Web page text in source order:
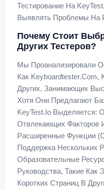
Тестирование На
Выявлять Проблемы На
Почему Стоит
Других Тестеров?
Мы Проанализировали
Как Keyboardtester.com,
Других, Занимающих
Хотя Они Предлагают
KeyTest.io Выделяется:
Отвлекающих
Расширенные Функции
Поддержка Нескольких
Образовательные
Руководства, Такие
Коротких Страниц В